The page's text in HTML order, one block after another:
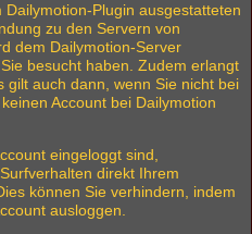
Plugin ausgestatteten
zu den Servern von
dem Dailymotion-Server
besucht haben. Zudem erlangt
gilt auch dann, wenn Sie nicht bei
Account bei Dailymotion
eingeloggt sind,
direkt Ihrem
können Sie verhindern, indem
ausloggen.